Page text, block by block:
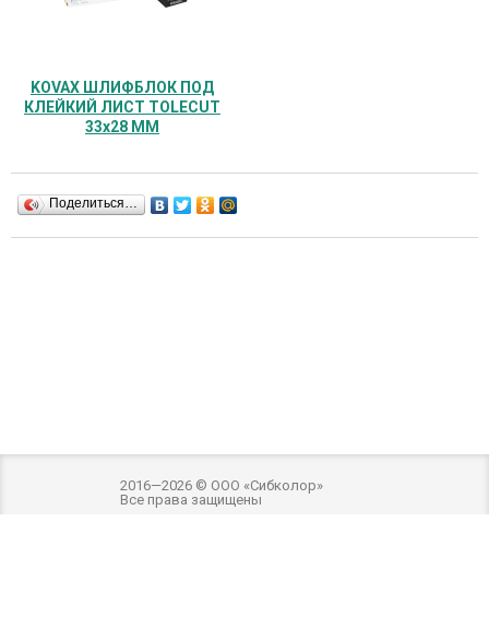
KOVAX ШЛИФБЛОК ПОД
КЛЕЙКИЙ ЛИСТ TOLECUT
33х28 ММ
Поделиться…
2016—2026 © ООО «Сибколор»
Все права защищены